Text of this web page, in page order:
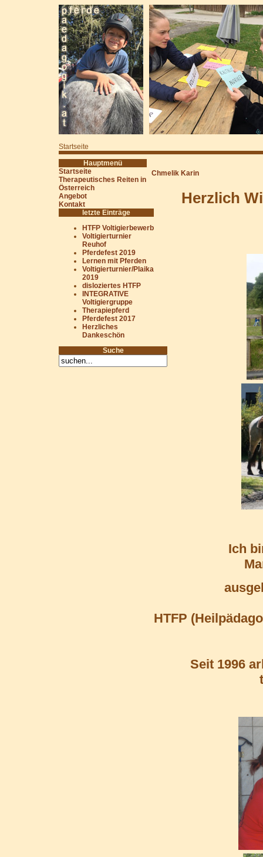
Startseite
Hauptmenü
Startseite
Therapeutisches Reiten in
Österreich
Angebot
Kontakt
letzte Einträge
HTFP Voltigierbewerb
Voltigierturnier
Reuhof
Pferdefest 2019
Lernen mit Pferden
Voltigierturnier/Plaika
2019
disloziertes HTFP
INTEGRATIVE
Voltigiergruppe
Therapiepferd
Pferdefest 2017
Herzliches
Dankeschön
Suche
Chmelik Karin
Herzlich
Ich
HTFP
Seit 1996